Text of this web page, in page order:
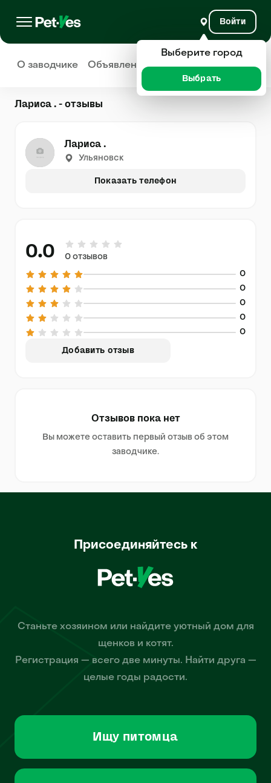
Войти
О заводчике Объявления Отзывы
Лариса . - отзывы
Лариса .
Ульяновск
Показать телефон
0.0 0 отзывов
0
0
0
0
0
Добавить отзыв
Отзывов пока нет
Вы можете оставить первый отзыв об этом
заводчике.
Присоединяйтесь к
Станьте хозяином или найдите уютный дом для
щенков и котят.
Регистрация — всего две минуты. Найти друга —
целые годы радости.
Ищу питомца
Выберите город
Выбрать